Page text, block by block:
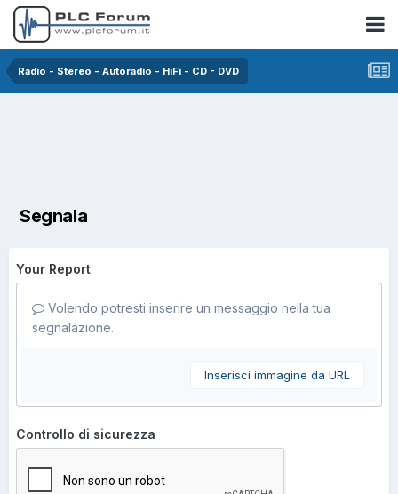
Radio - Stereo - Autoradio - HiFi - CD - DVD
Segnala
Your Report
Volendo potresti inserire un messaggio nella tua
segnalazione.
Inserisci immagine da URL
Controllo di sicurezza